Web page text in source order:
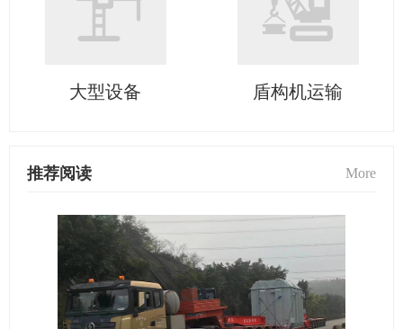
大型设备 盾构机运输
推荐阅读 More